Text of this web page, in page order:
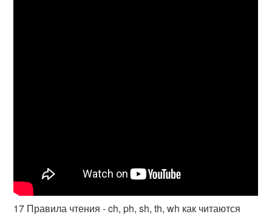
17 Правила чтения - ch, ph, sh, th, wh как читаются